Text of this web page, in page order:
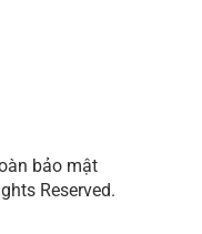
Reserved.
bảo mật